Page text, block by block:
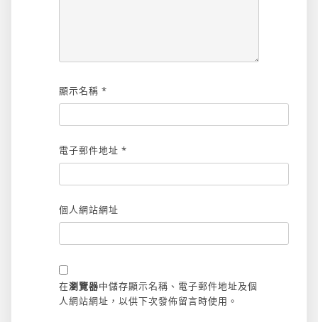
顯示名稱 *
電子郵件地址 *
個人網站網址
在瀏覽器中儲存顯示名稱、電子郵件地址及個
人網站網址，以供下次發佈留言時使用。